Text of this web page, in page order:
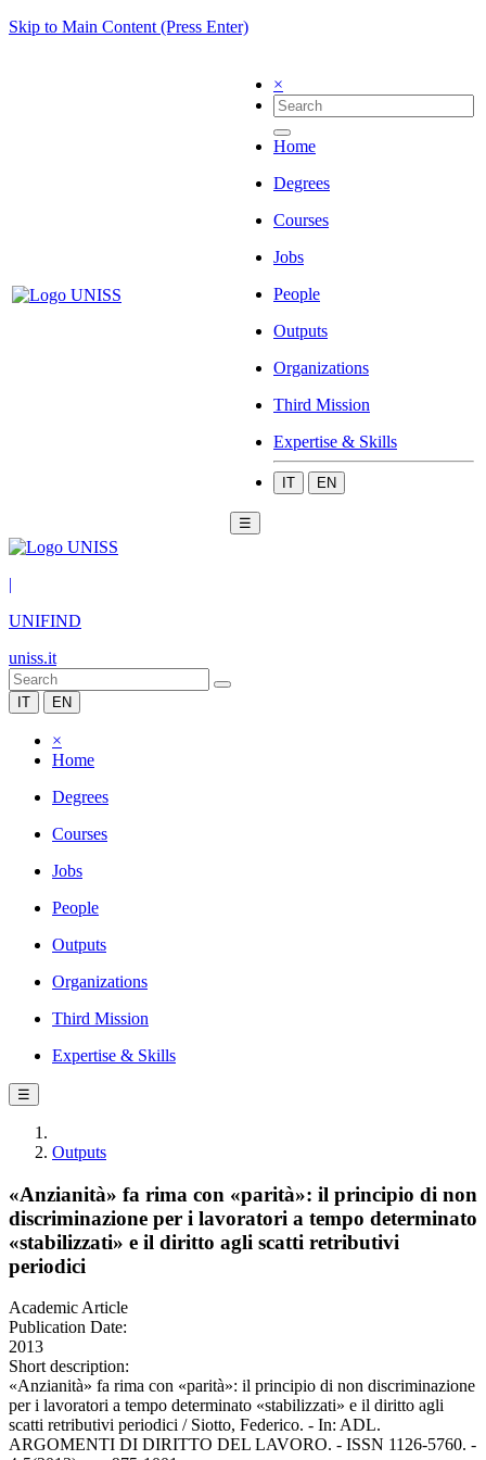
Skip to Main Content (Press Enter)
×
Home
Degrees
Courses
Jobs
People
Outputs
Organizations
Third Mission
Expertise & Skills
IT EN
☰
|
UNIFIND
uniss.it
IT EN
×
Home
Degrees
Courses
Jobs
People
Outputs
Organizations
Third Mission
Expertise & Skills
☰
Outputs
«Anzianità» fa rima con «parità»: il principio di non
discriminazione per i lavoratori a tempo determinato
«stabilizzati» e il diritto agli scatti retributivi
periodici
Academic Article
Publication Date:
2013
Short description:
«Anzianità» fa rima con «parità»: il principio di non discriminazione
per i lavoratori a tempo determinato «stabilizzati» e il diritto agli
scatti retributivi periodici / Siotto, Federico. - In: ADL.
ARGOMENTI DI DIRITTO DEL LAVORO. - ISSN 1126-5760. -